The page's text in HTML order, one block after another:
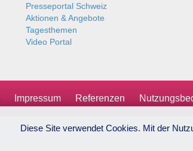
Presseportal Schweiz
Aktionen & Angebote
Tagesthemen
Video Portal
Impressum Referenzen
Diese Site verwendet Cookies. Mit der